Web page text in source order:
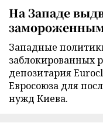
На Западе
Западные
заблокированных
депозитария
Евросоюза для
нужд Киева.